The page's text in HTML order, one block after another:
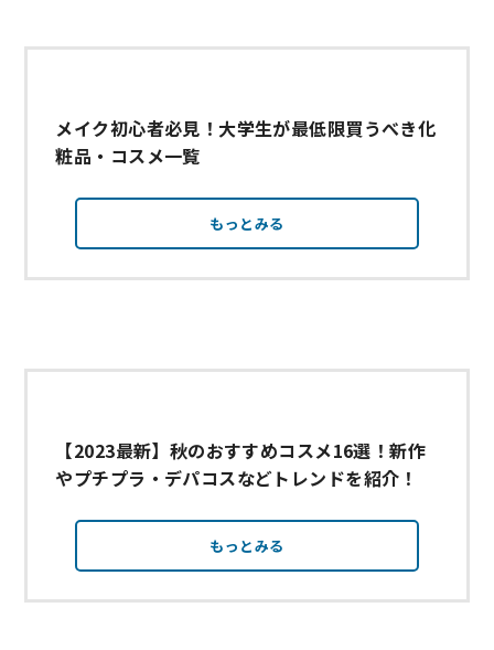
メイク初心者必見！大学生が最低限買うべき化
粧品・コスメ一覧
もっとみる
【2023最新】秋のおすすめコスメ16選！新作
やプチプラ・デパコスなどトレンドを紹介！
もっとみる